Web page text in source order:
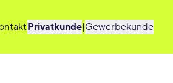
Privatkunde|Gewerbekunde